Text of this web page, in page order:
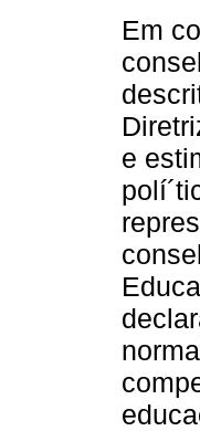
Em
e